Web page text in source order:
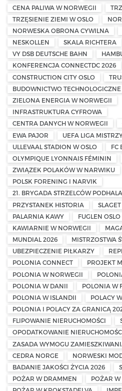
CENA PALIWA W NORWEGII
TRZĘSIENIE ZIEMI W OSLO
NORWESKA OBRONA CYWILNA
NESKOLLEN
SKALA RICHTERA
VY DSB DEUTSCHE BAHN
KONFERENCJA CONNECTDC 2026
CONSTRUCTION CITY OSLO
BUDOWNICTWO TECHNOLOGICZNE
ZIELONA ENERGIA W NORWEGII
INFRASTRUKTURA CYFROWA
CENTRA DANYCH W NORWEGII
EWA PAJOR
UEFA LIGA
ULLEVAAL STADION W OSLO
FC
OLYMPIQUE LYONNAIS FÉMININ
ZWIĄZEK POLAKÓW W NARWIKU
POLSK FORENING I NARVIK
21. BRYGADA STRZELCÓW
PRZYSTANEK HISTORIA
PALARNIA KAWY
FUGLEN OSLO
KAWIARNIE W NORWEGII
MUNDIAL 2026
MISTRZOSTWA
UBEZPIECZENIE PIŁKARZY
POLONIA CONNECT
PROJEKT
POLONIA W NORWEGII
POLONIA W DANII
POLONIA W
POLONIA W ISLANDII
POLACY
POLONIA I POLACY ZA GRANICĄ
FLIPOWANIE NIERUCHOMOŚCI
OPODATKOWANIE
ZASADA WYMOGU
CEDRA NORGE
NORWESKI
BADANIE JAKOŚCI ŻYCIA 2026
POŻAR W DRAMMEN
POŻAR